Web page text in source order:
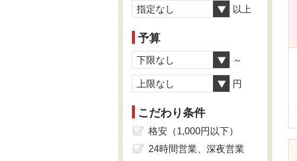
指定なし 以上
予算
下限なし ～
上限なし 円
こだわり条件
格安（1,000円以下）
24時間営業、深夜営業